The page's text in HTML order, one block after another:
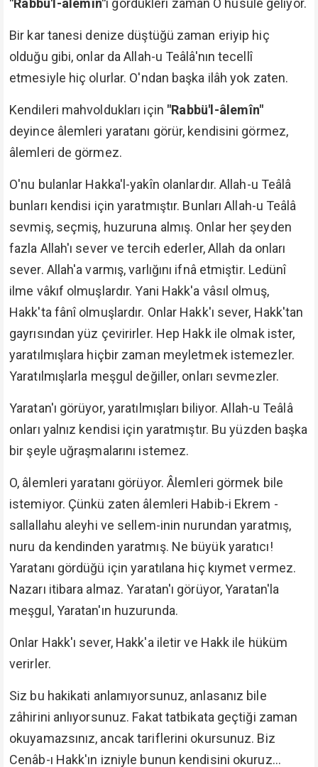
"Rabbü'l-âlemîn"i gördükleri zaman O husule geliyor.
Bir kar tanesi denize düştüğü zaman eriyip hiç
olduğu gibi, onlar da Allah-u Teâlâ'nın tecellî
etmesiyle hiç olurlar. O'ndan başka ilâh yok zaten.
Kendileri mahvoldukları için "Rabbü'l-âlemîn"
deyince âlemleri yaratanı görür, kendisini görmez,
âlemleri de görmez.
O'nu bulanlar Hakka'l-yakîn olanlardır. Allah-u Teâlâ
bunları kendisi için yaratmıştır. Bunları Allah-u Teâlâ
sevmiş, seçmiş, huzuruna almış. Onlar her şeyden
fazla Allah'ı sever ve tercih ederler, Allah da onları
sever. Allah'a varmış, varlığını ifnâ etmiştir. Ledünî
ilme vâkıf olmuşlardır. Yani Hakk'a vâsıl olmuş,
Hakk'ta fânî olmuşlardır. Onlar Hakk'ı sever, Hakk'tan
gayrısından yüz çevirirler. Hep Hakk ile olmak ister,
yaratılmışlara hiçbir zaman meyletmek istemezler.
Yaratılmışlarla meşgul değiller, onları sevmezler.
Yaratan'ı görüyor, yaratılmışları biliyor. Allah-u Teâlâ
onları yalnız kendisi için yaratmıştır. Bu yüzden başka
bir şeyle uğraşmalarını istemez.
O, âlemleri yaratanı görüyor. Âlemleri görmek bile
istemiyor. Çünkü zaten âlemleri Habib-i Ekrem -
sallallahu aleyhi ve sellem-inin nurundan yaratmış,
nuru da kendinden yaratmış. Ne büyük yaratıcı!
Yaratanı gördüğü için yaratılana hiç kıymet vermez.
Nazarı itibara almaz. Yaratan'ı görüyor, Yaratan'la
meşgul, Yaratan'ın huzurunda.
Onlar Hakk'ı sever, Hakk'a iletir ve Hakk ile hüküm
verirler.
Siz bu hakikati anlamıyorsunuz, anlasanız bile
zâhirini anlıyorsunuz. Fakat tatbikata geçtiği zaman
okuyamazsınız, ancak tariflerini okursunuz. Biz
Cenâb-ı Hakk'ın izniyle bunun kendisini okuruz...